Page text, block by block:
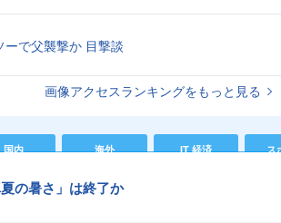
ーで父襲撃か 目撃談
画像アクセスランキングをもっと見る
国内 海外 IT 経済 ス
の暑さ」は終了か